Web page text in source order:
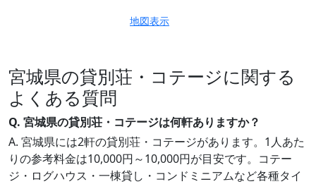
地図表示
宮城県の貸別荘・コテージに関する
よくある質問
Q. 宮城県の貸別荘・コテージは何軒ありますか？
A. 宮城県には2軒の貸別荘・コテージがあります。1人あた
りの参考料金は10,000円～10,000円が目安です。コテー
ジ・ログハウス・一棟貸し・コンドミニアムなど各種タイ